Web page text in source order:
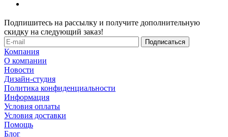
Подпишитесь на рассылку и получите дополнительную
скидку на следующий заказ!
Компания
О компании
Новости
Дизайн-студия
Политика конфиденциальности
Информация
Условия оплаты
Условия доставки
Помощь
Блог